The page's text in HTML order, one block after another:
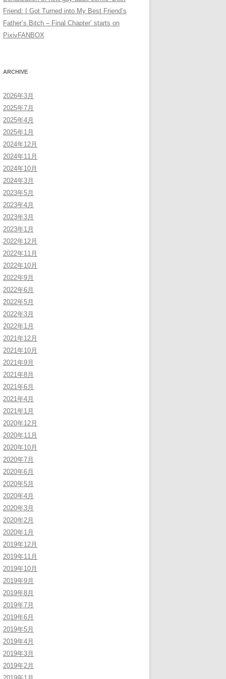
Friend: I Got Turned into My Best Friend’s
Father’s Bitch – Final Chapter’ starts on
PixivFANBOX
ARCHIVE
2026年3月
2025年7月
2025年4月
2025年1月
2024年12月
2024年11月
2024年10月
2024年3月
2023年5月
2023年4月
2023年3月
2023年1月
2022年12月
2022年11月
2022年10月
2022年9月
2022年6月
2022年5月
2022年3月
2022年1月
2021年12月
2021年10月
2021年9月
2021年8月
2021年6月
2021年4月
2021年1月
2020年12月
2020年11月
2020年10月
2020年7月
2020年6月
2020年5月
2020年4月
2020年3月
2020年2月
2020年1月
2019年12月
2019年11月
2019年10月
2019年9月
2019年8月
2019年7月
2019年6月
2019年5月
2019年4月
2019年3月
2019年2月